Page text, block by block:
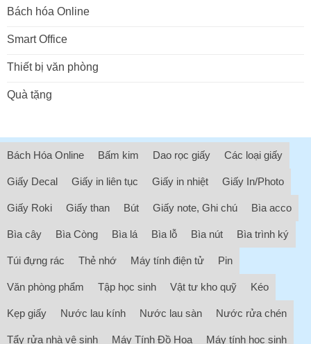
Bách hóa Online
Smart Office
Thiết bị văn phòng
Quà tặng
Bách Hóa Online Bấm kim Dao rọc giấy Các loại giấy
Giấy Decal Giấy in liên tục Giấy in nhiệt Giấy In/Photo
Giấy Roki Giấy than Bút Giấy note, Ghi chú Bìa acco
Bìa cây Bìa Còng Bìa lá Bìa lỗ Bìa nút Bìa trình ký
Túi đựng rác Thẻ nhớ Máy tính điện tử Pin
Văn phòng phẩm Tập học sinh Vật tư kho quỹ Kéo
Kẹp giấy Nước lau kính Nước lau sàn Nước rửa chén
Tẩy rửa nhà vệ sinh Máy Tính Đồ Họa Máy tính học sinh